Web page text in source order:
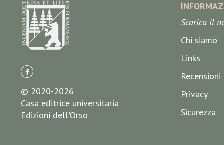
© 2020-2026
Casa editrice universitaria
Edizioni dell'Orso
Scarica il
Chi siamo
Links
Recensioni
Privacy
Sicurezza